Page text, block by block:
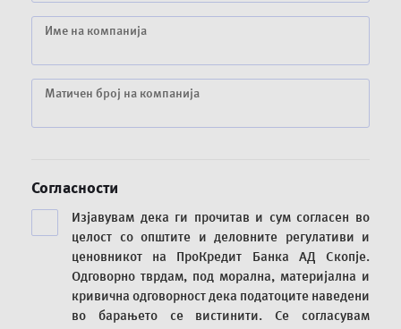
Име на компанија
Матичен број на компанија
Согласности
Изјавувам дека ги прочитав и сум согласен во
целост со општите и деловните регулативи и
ценовникот на ПроКредит Банка АД Скопје.
Одговорно тврдам, под морална, материјална и
кривична одговорност дека податоците наведени
во барањето се вистинити. Се согласувам